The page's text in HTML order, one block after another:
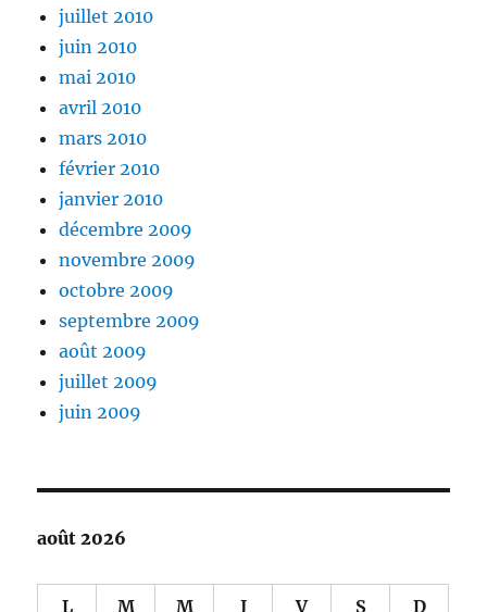
juillet 2010
juin 2010
mai 2010
avril 2010
mars 2010
février 2010
janvier 2010
décembre 2009
novembre 2009
octobre 2009
septembre 2009
août 2009
juillet 2009
juin 2009
août 2026
L M M J V S D